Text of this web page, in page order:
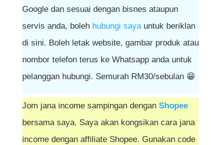
Google dan sesuai dengan bisnes ataupun
servis anda, boleh hubungi sayauntuk beriklan
di sini. Boleh letak website, gambar produk atau
nombor telefon terus ke Whatsapp anda untuk
pelanggan hubungi. Semurah RM30/sebulan 😁
Jom jana income sampingan dengan Shopee
bersama saya. Saya akan kongsikan cara jana
income dengan affiliate Shopee. Gunakan code